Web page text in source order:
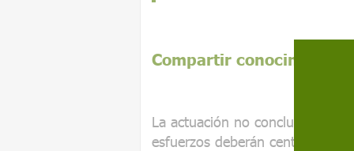
Compartir conocimiento
La actuación no concluye ahí:
esfuerzos deberán centrarse en